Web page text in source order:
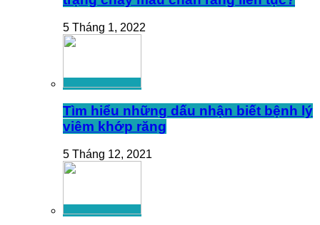
5 Tháng 1, 2022
Tìm hiểu những dấu nhận biết bệnh lý
viêm khớp răng
5 Tháng 12, 2021